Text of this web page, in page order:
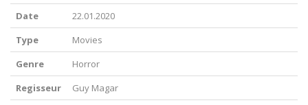
Date
22.01.2020
Type
Movies
Genre
Horror
Regisseur
Guy Magar